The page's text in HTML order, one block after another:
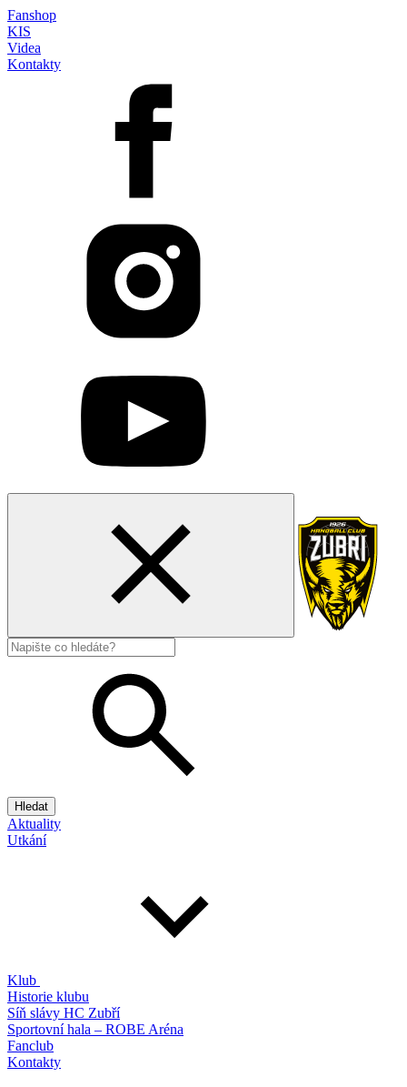
Fanshop
KIS
Videa
Kontakty
Hledat
Aktuality
Utkání
Klub
Historie klubu
Síň slávy HC Zubří
Sportovní hala – ROBE Aréna
Fanclub
Kontakty